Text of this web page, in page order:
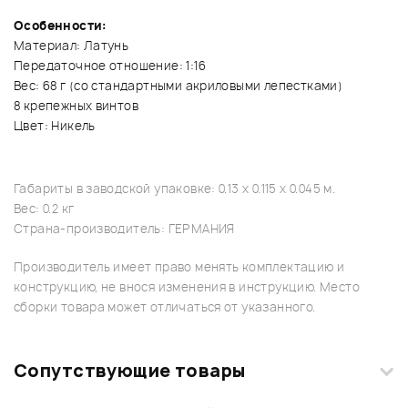
Особенности:
Материал: Латунь
Передаточное отношение: 1:16
Вес: 68 г (со стандартными акриловыми лепестками)
8 крепежных винтов
Цвет: Никель
Габариты в заводской упаковке: 0.13 x 0.115 x 0.045 м.
Вес: 0.2 кг
Страна-производитель: ГЕРМАНИЯ
Производитель имеет право менять комплектацию и
конструкцию, не внося изменения в инструкцию. Место
сборки товара может отличаться от указанного.
Сопутствующие товары